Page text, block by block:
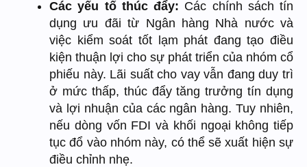
Các yếu tố thúc đẩy: Các chính sách tín
dụng ưu đãi từ Ngân hàng Nhà nước và
việc kiểm soát tốt lạm phát đang tạo điều
kiện thuận lợi cho sự phát triển của nhóm cổ
phiếu này. Lãi suất cho vay vẫn đang duy trì
ở mức thấp, thúc đẩy tăng trưởng tín dụng
và lợi nhuận của các ngân hàng. Tuy nhiên,
nếu dòng vốn FDI và khối ngoại không tiếp
tục đổ vào nhóm này, có thể sẽ xuất hiện sự
điều chỉnh nhẹ.